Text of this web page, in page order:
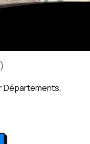
Départements,